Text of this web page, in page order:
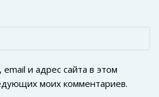
и адрес сайта в этом
моих комментариев.